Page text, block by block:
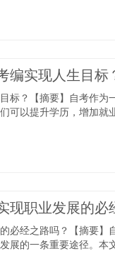
编实现人生目标
标？【摘要】自考作为
可以提升学历，增加就
现职业发展的必
必经之路吗？【摘要】
展的一条重要途径。